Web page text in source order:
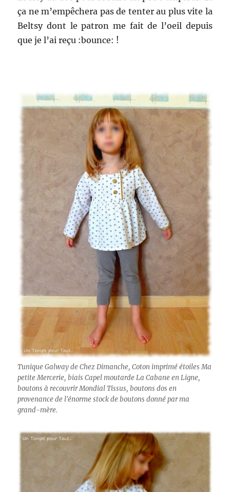
ça ne m’empêchera pas de tenter au plus vite la
Beltsy dont le patron me fait de l’oeil depuis
que je l’ai reçu :bounce: !
Tunique Galway de Chez Dimanche, Coton imprimé étoiles Ma
petite Mercerie, biais Capel moutarde La Cabane en Ligne,
boutons à recouvrir Mondial Tissus, boutons dos en
provenance de l'énorme stock de boutons donné par ma
grand-mère.